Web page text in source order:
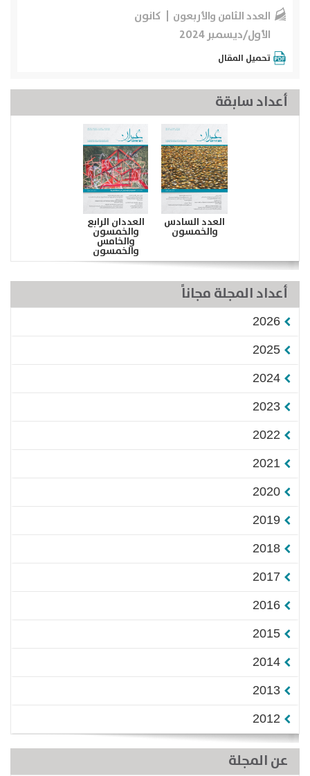
العدد الثامن والأربعون
كانون
الأول/ديسمبر 2024
تحميل المقال
أعداد سابقة
العدد السادس
والخمسون
العددان الرابع
والخمسون
والخامس
والخمسون
أعداد المجلة مجاناً
2026
2025
2024
2023
2022
2021
2020
2019
2018
2017
2016
2015
2014
2013
2012
عن المجلة